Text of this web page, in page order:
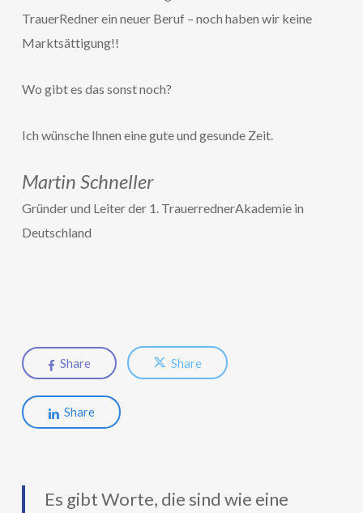
TrauerRedner ein neuer Beruf – noch haben wir keine
Marktsättigung!!
Wo gibt es das sonst noch?
Ich wünsche Ihnen eine gute und gesunde Zeit.
Martin Schneller
Gründer und Leiter der 1. TrauerrednerAkademie in
Deutschland
Share Share
Share
Es gibt Worte, die sind wie eine